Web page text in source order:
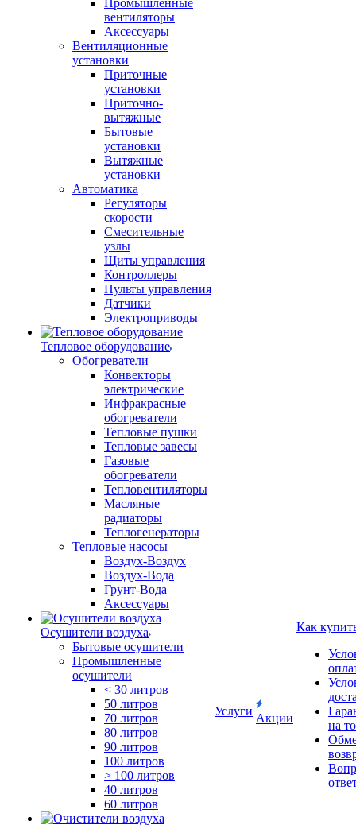
Промышленные
вентиляторы
Аксессуары
Вентиляционные
установки
Приточные
установки
Приточно-
вытяжные
Бытовые
установки
Вытяжные
установки
Автоматика
Регуляторы
скорости
Смесительные
узлы
Щиты управления
Контроллеры
Пульты управления
Датчики
Электроприводы
Тепловое оборудование
Обогреватели
Конвекторы
электрические
Инфракрасные
обогреватели
Тепловые пушки
Тепловые завесы
Газовые
обогреватели
Тепловентиляторы
Масляные
радиаторы
Теплогенераторы
Тепловые насосы
Воздух-Воздух
Воздух-Вода
Грунт-Вода
Аксессуары
Осушители воздуха
Бытовые осушители
Промышленные
осушители
< 30 литров
50 литров
70 литров
80 литров
90 литров
100 литров
> 100 литров
40 литров
60 литров
Услуги
Акции
Как
на